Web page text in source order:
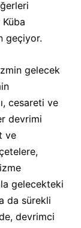
geçiyor.
gelecek
cesareti ve
devrimi
ve
gelecekteki
da sürekli
devrimci